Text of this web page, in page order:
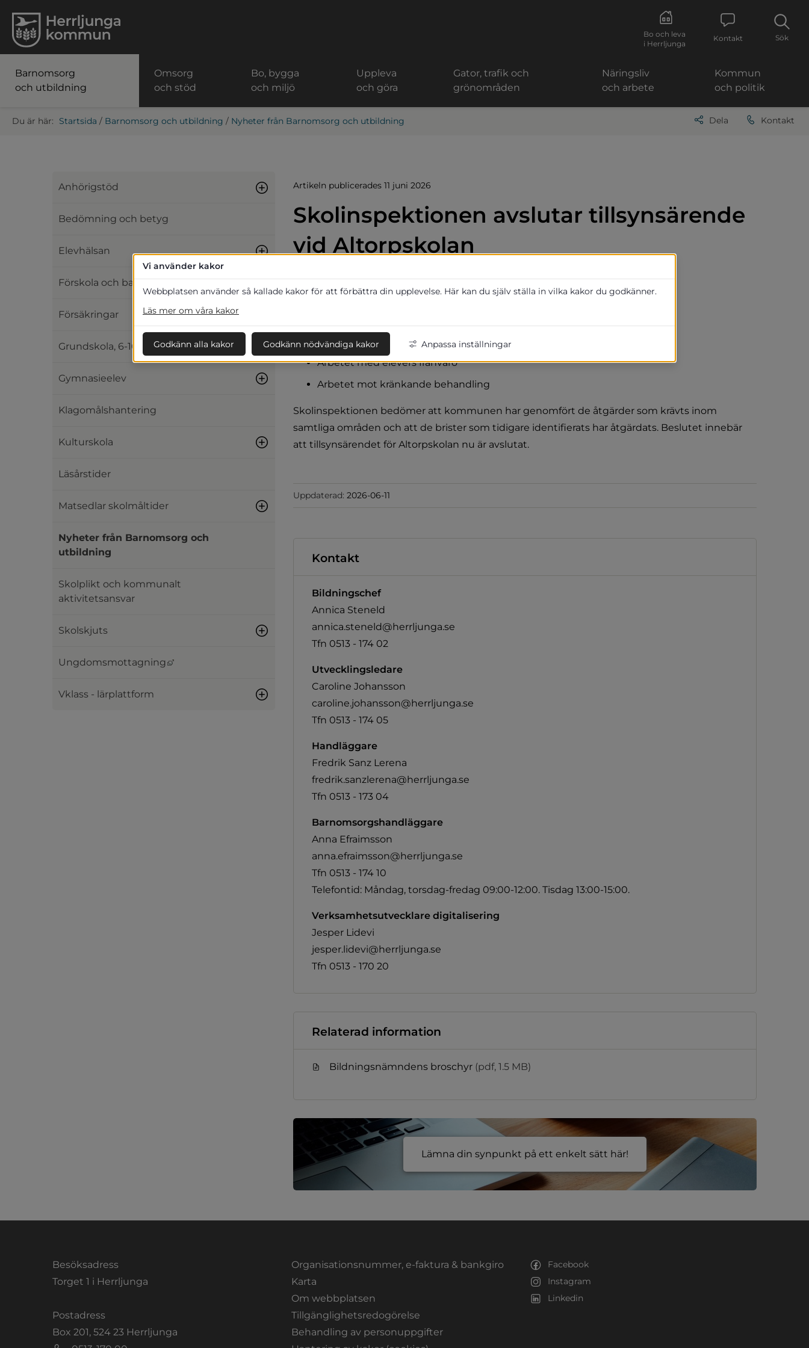
Bo och leva
i Herrljunga
Kontakt Sök
Barnomsorg
och utbildning
Omsorg
och stöd
Bo, bygga
och miljö
Uppleva
och göra
Gator, trafik och
grönområden
Näringsliv
och arbete
Kommun
och politik
Startsida / Barnomsorg och utbildning / Nyheter från Barnomsorg och utbildning Dela Kontakt
Anhörigstöd
Bedömning och betyg
Elevhälsan
Förskola och barnomsorg, 0-5 år
Försäkringar
Grundskola, 6-16 år
Gymnasieelev
Klagomålshantering
Kulturskola
Läsårstider
Matsedlar skolmåltider
Nyheter från Barnomsorg och
utbildning
Skolplikt och kommunalt
aktivitetsansvar
Skolskjuts
Ungdomsmottagning Länk till annan webbplats, öppnas i nytt fönster.
Vklass - lärplattform
Artikeln publicerades 11 juni 2026
Skolinspektionen avslutar tillsynsärende
vid Altorpskolan
tillsynsärendet för Altorpskolan nu avslutas.
Särskilt stöd och åtgärdsprogram
Arbetet med elevers frånvaro
Arbetet mot kränkande behandling
Skolinspektionen bedömer att kommunen har genomfört de åtgärder som krävts inom
samtliga områden och att de brister som tidigare identifierats har åtgärdats. Beslutet innebär
att tillsynsärendet för Altorpskolan nu är avslutat.
Uppdaterad: 2026-06-11
Kontakt
Bildningschef
Annica Steneld
annica.steneld@herrljunga.se
Tfn 0513 - 174 02
Utvecklingsledare
Caroline Johansson
caroline.johansson@herrljunga.se
Tfn 0513 - 174 05
Handläggare
Fredrik Sanz Lerena
fredrik.sanzlerena@herrljunga.se
Tfn 0513 - 173 04
Barnomsorgshandläggare
Anna Efraimsson
anna.efraimsson@herrljunga.se
Tfn 0513 - 174 10
Telefontid: Måndag, torsdag-fredag 09:00-12:00. Tisdag 13:00-15:00.
Verksamhetsutvecklare digitalisering
Jesper Lidevi
jesper.lidevi@herrljunga.se
Tfn 0513 - 170 20
Relaterad information
Bildningsnämndens broschyr (pdf, 1.5 MB)
Lämna din synpunkt på ett enkelt sätt här!
Besöksadress
Torget 1 i Herrljunga
Postadress
Box 201, 524 23 Herrljunga
Organisationsnummer, e-faktura & bankgiro
KartaLänk till annan webbplats.
Om webbplatsen
Tillgänglighetsredogörelse
Behandling av personuppgifter
Facebook
Instagram
Linkedin
Vi använder kakor
Webbplatsen använder så kallade kakor för att förbättra din upplevelse. Här kan du själv ställa in vilka kakor du godkänner.
Läs mer om våra kakor
Godkänn alla kakor Godkänn nödvändiga kakor Anpassa inställningar